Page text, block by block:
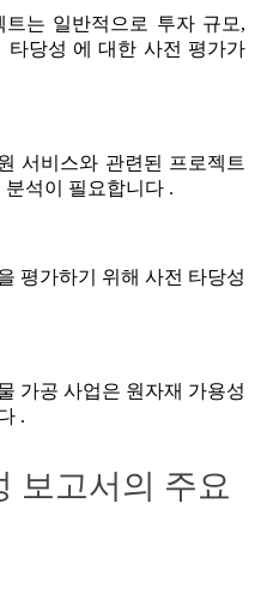
는 일반적으로 투자 규모,
타당성 에 대한 사전 평가가
서비스와 관련된 프로젝트
석이 필요합니다 .
평가하기 위해 사전 타당성
가공 사업은 원자재 가용성
.
보고서의 주요